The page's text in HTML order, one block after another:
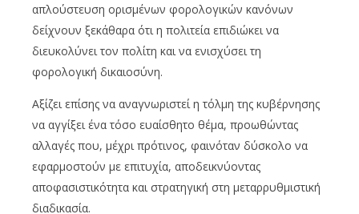
απλούστευση ορισμένων φορολογικών κανόνων
δείχνουν ξεκάθαρα ότι η πολιτεία επιδιώκει να
διευκολύνει τον πολίτη και να ενισχύσει τη
φορολογική δικαιοσύνη.
Αξίζει επίσης να αναγνωριστεί η τόλμη της κυβέρνησης
να αγγίξει ένα τόσο ευαίσθητο θέμα, προωθώντας
αλλαγές που, μέχρι πρότινος, φαινόταν δύσκολο να
εφαρμοστούν με επιτυχία, αποδεικνύοντας
αποφασιστικότητα και στρατηγική στη μεταρρυθμιστική
διαδικασία.